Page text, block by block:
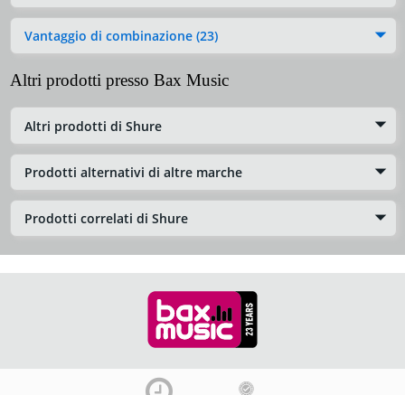
Vantaggio di combinazione (23)
Altri prodotti presso Bax Music
Altri prodotti di Shure
Prodotti alternativi di altre marche
Prodotti correlati di Shure